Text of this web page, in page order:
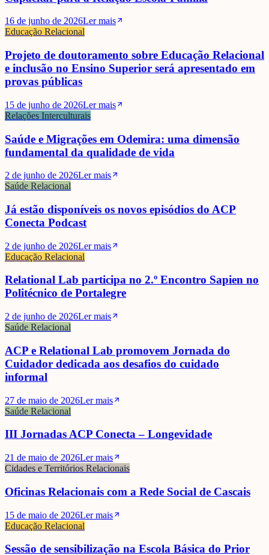
16 de junho de 2026Ler mais
Educação Relacional
Projeto de doutoramento sobre Educação Relacional
e inclusão no Ensino Superior será apresentado em
provas públicas
15 de junho de 2026Ler mais
Relações Interculturais
Saúde e Migrações em Odemira: uma dimensão
fundamental da qualidade de vida
2 de junho de 2026Ler mais
Saúde Relacional
Já estão disponíveis os novos episódios do ACP
Conecta Podcast
2 de junho de 2026Ler mais
Educação Relacional
Relational Lab participa no 2.º Encontro Sapien no
Politécnico de Portalegre
2 de junho de 2026Ler mais
Saúde Relacional
ACP e Relational Lab promovem Jornada do
Cuidador dedicada aos desafios do cuidado
informal
27 de maio de 2026Ler mais
Saúde Relacional
III Jornadas ACP Conecta – Longevidade
21 de maio de 2026Ler mais
Cidades e Territórios Relacionais
Oficinas Relacionais com a Rede Social de Cascais
15 de maio de 2026Ler mais
Educação Relacional
Sessão de sensibilização na Escola Básica do Prior